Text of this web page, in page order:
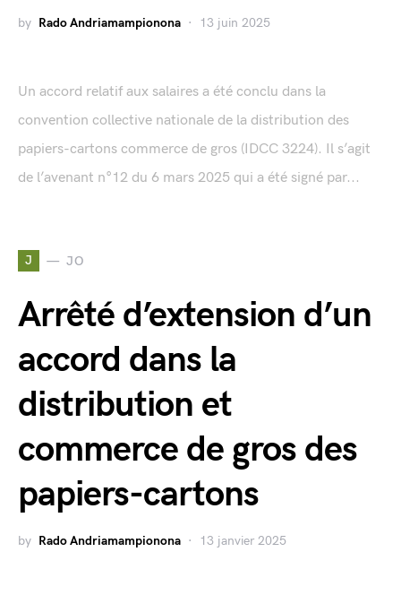
by Rado Andriamampionona 13 juin 2025
Un accord relatif aux salaires a été conclu dans la
convention collective nationale de la distribution des
papiers-cartons commerce de gros (IDCC 3224). Il s’agit
de l’avenant n°12 du 6 mars 2025 qui a été signé par...
J JO
Arrêté d’extension d’un
accord dans la
distribution et
commerce de gros des
papiers-cartons
by Rado Andriamampionona 13 janvier 2025